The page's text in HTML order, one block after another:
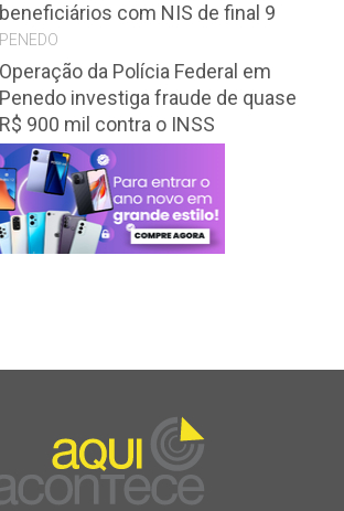
beneficiários com NIS de final 9
PENEDO
Operação da Polícia Federal em
Penedo investiga fraude de quase
R$ 900 mil contra o INSS